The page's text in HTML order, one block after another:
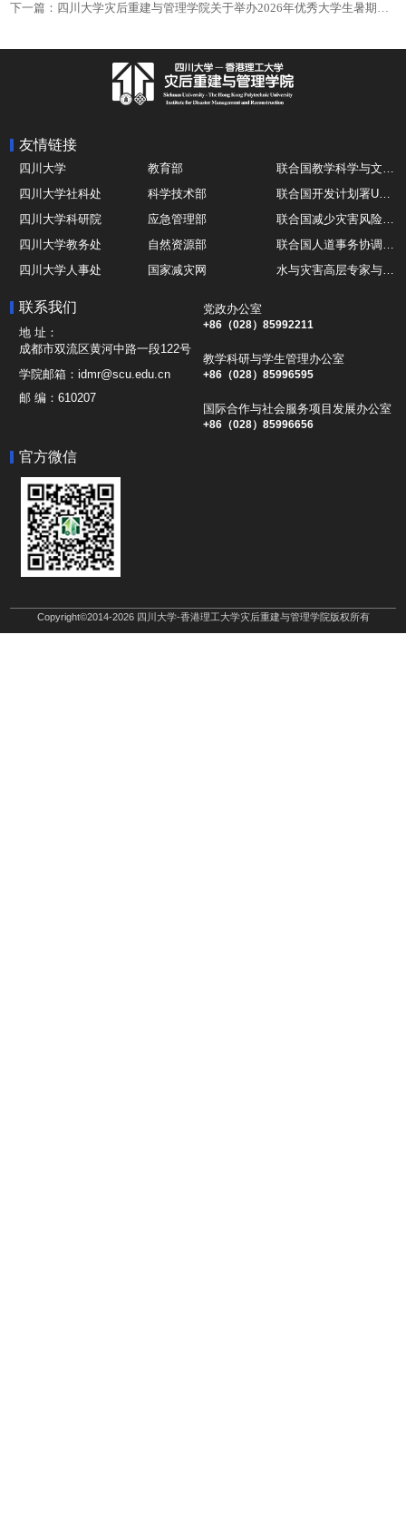
下一篇：四川大学灾后重建与管理学院关于举办2026年优秀大学生暑期夏令营的通知
友情链接
四川大学 教育部
联合国教学科学与文化组织UNESCO
四川大学社科处
科学技术部
联合国开发计划署UNDP
四川大学科研院
应急管理部
联合国减少灾害风险办公室UNDRR
四川大学教务处
自然资源部
联合国人道事务协调厅OCHA
四川大学人事处
国家减灾网
水与灾害高层专家与领导组 HELP
地震与火山研究室
联系我们
地 址：
成都市双流区黄河中路一段122号
学院邮箱：idmr@scu.edu.cn
邮 编：610207
党政办公室
+86（028）85992211
教学科研与学生管理办公室
+86（028）85996595
国际合作与社会服务项目发展办公室
+86（028）85996656
官方微信
Copyright©2014-2026 四川大学-香港理工大学灾后重建与管理学院版权所有